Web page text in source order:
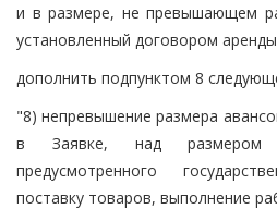
и в размере, не превышающем
установленный договором
дополнить подпунктом 8
"8) непревышение размера
в Заявке, над размером
предусмотренного
поставку товаров, выполнение